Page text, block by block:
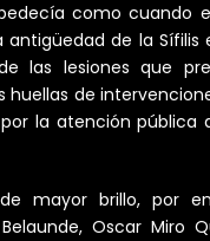
como cuando
antigüedad de la Sífilis
las lesiones que
huellas de
la atención pública
mayor brillo, por
Oscar Miro